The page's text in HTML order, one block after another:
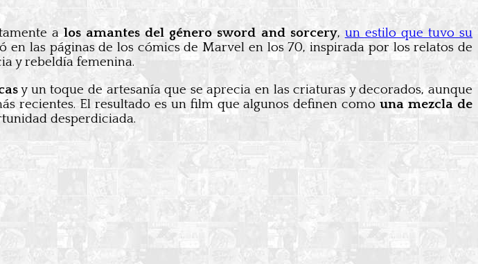
alos amantes del género sword and sorcery, un estilo que tuvo su
en las páginas de los cómics de Marvel en los 70, inspirada por los relatos de
y rebeldía femenina.
y un toque de artesanía que se aprecia en las criaturas y decorados, aunque
recientes. El resultado es un film que algunos definen comouna mezcla de
desperdiciada.